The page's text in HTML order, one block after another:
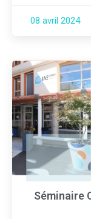
08 avril 2024
Séminaire